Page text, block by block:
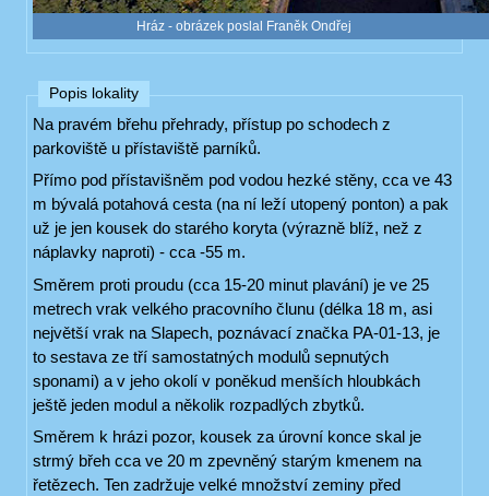
Hráz - obrázek poslal Franěk Ondřej
Popis lokality
Na pravém břehu přehrady, přístup po schodech z
parkoviště u přístaviště parníků.
Přímo pod přístavišněm pod vodou hezké stěny, cca ve 43
m bývalá potahová cesta (na ní leží utopený ponton) a pak
už je jen kousek do starého koryta (výrazně blíž, než z
náplavky naproti) - cca -55 m.
Směrem proti proudu (cca 15-20 minut plavání) je ve 25
metrech vrak velkého pracovního člunu (délka 18 m, asi
největší vrak na Slapech, poznávací značka PA-01-13, je
to sestava ze tří samostatných modulů sepnutých
sponami) a v jeho okolí v poněkud menších hloubkách
ještě jeden modul a několik rozpadlých zbytků.
Směrem k hrázi pozor, kousek za úrovní konce skal je
strmý břeh cca ve 20 m zpevněný starým kmenem na
řetězech. Ten zadržuje velké množství zeminy před